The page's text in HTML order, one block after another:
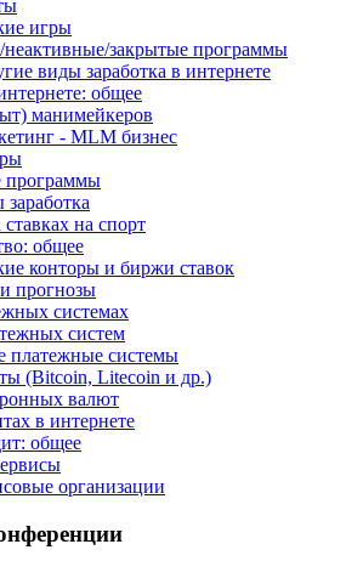
игры
закрытые программы
виды заработка в интернете
общее
манимейкеров
- MLM бизнес
программы
на спорт
общее
конторы и биржи ставок
прогнозы
системах
систем
платежные системы
(Bitcoin, Litecoin и др.)
валют
в интернете
общее
организации